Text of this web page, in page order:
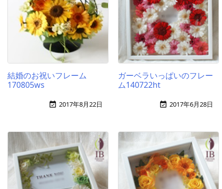
結婚のお祝いフレーム
170805ws
 2017年8月22日
ガーベラいっぱいのフレー
ム140722ht
 2017年6月28日